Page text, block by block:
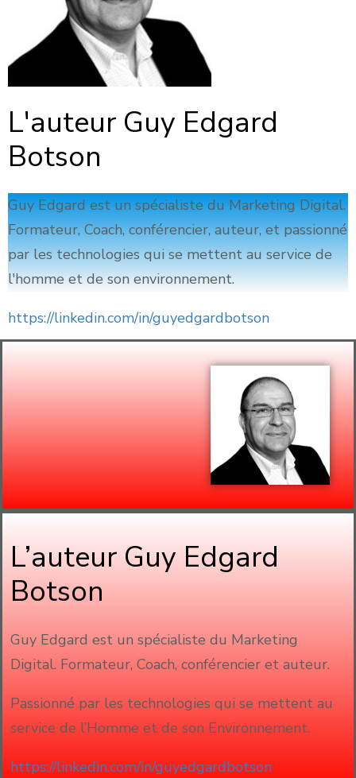
L'auteur Guy Edgard
Botson
Guy Edgard est un spécialiste du Marketing Digital.
Formateur, Coach, conférencier, auteur, et passionné
par les technologies qui se mettent au service de
l'homme et de son environnement.
https://linkedin.com/in/guyedgardbotson
L’auteur Guy Edgard
Botson
Guy Edgard est un spécialiste du Marketing
Digital. Formateur, Coach, conférencier et auteur.
Passionné par les technologies qui se mettent au
service de l’Homme et de son Environnement.
https://linkedin.com/in/guyedgardbotson